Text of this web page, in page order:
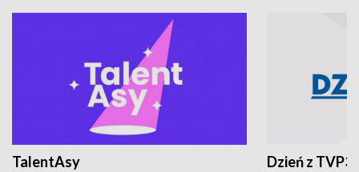
TalentAsy Dzień z TVP3